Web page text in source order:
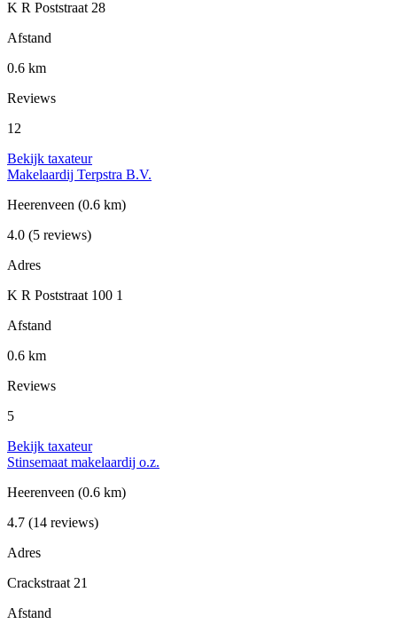
K R Poststraat 28
Afstand
0.6 km
Reviews
12
Bekijk taxateur
Makelaardij Terpstra B.V.
Heerenveen (0.6 km)
4.0 (5 reviews)
Adres
K R Poststraat 100 1
Afstand
0.6 km
Reviews
5
Bekijk taxateur
Stinsemaat makelaardij o.z.
Heerenveen (0.6 km)
4.7 (14 reviews)
Adres
Crackstraat 21
Afstand